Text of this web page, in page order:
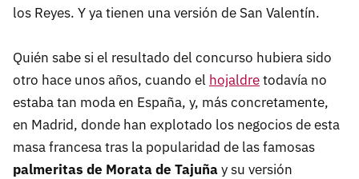
los Reyes. Y ya tienen una versión de San Valentín.
Quién sabe si el resultado del concurso hubiera sido
otro hace unos años, cuando el hojaldretodavía no
estaba tan moda en España, y, más concretamente,
en Madrid, donde han explotado los negocios de esta
masa francesa tras la popularidad de las famosas
palmeritas de Morata de Tajuñay su versión